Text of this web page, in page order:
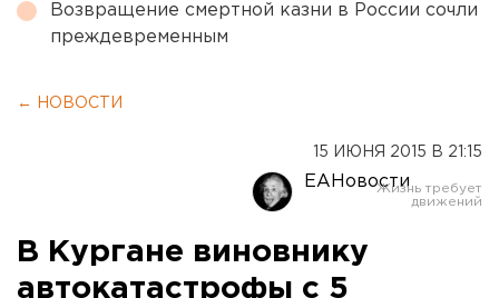
Возвращение смертной казни в России сочли
преждевременным
← НОВОСТИ
15 ИЮНЯ 2015 В 21:15
ЕАНовости
В Кургане виновнику
автокатастрофы с 5